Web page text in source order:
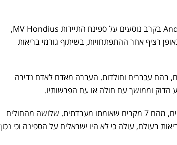
מזן Andes בקרב נוסעים על ספינת התיירות MV Hondius,
רציף אחר ההתפתחויות, בשיתוף גורמי בריאות
בהם עכברים וחולדות. העברה מאדם לאדם נדירה
נכון להיום (שלישי), דווח על 9 נוסעים שפיתחו תסמינים, מהם 7 מקרים שאומתו מעבדתית. שלושה מהחולים
בעולם, עולה כי לא היו ישראלים על הספינה וכי נכון